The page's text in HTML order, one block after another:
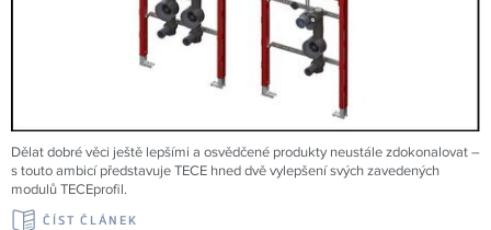
Dělat dobré věci ještě lepšími a osvědčené produkty neustále zdokonalovat –
s touto ambicí představuje TECE hned dvě vylepšení svých zavedených
modulů TECEprofil.
ČÍST ČLÁNEK